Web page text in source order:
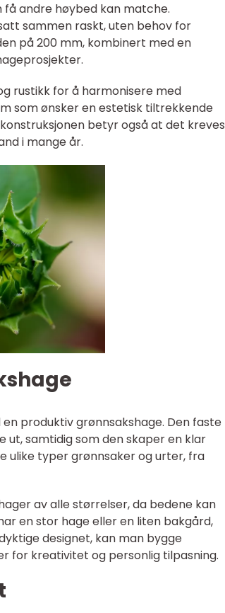
andre høybed kan matche.
sammen raskt, uten behov for
på 200 mm, kombinert med en
rustikk for å harmonisere med
som ønsker en estetisk tiltrekkende
betyr også at det kreves
i mange år.
produktiv grønnsakshage. Den faste
ut, samtidig som den skaper en klar
ulike typer grønnsaker og urter, fra
av alle størrelser, da bedene kan
en stor hage eller en liten bakgård,
designet, kan man bygge
for kreativitet og personlig tilpasning.